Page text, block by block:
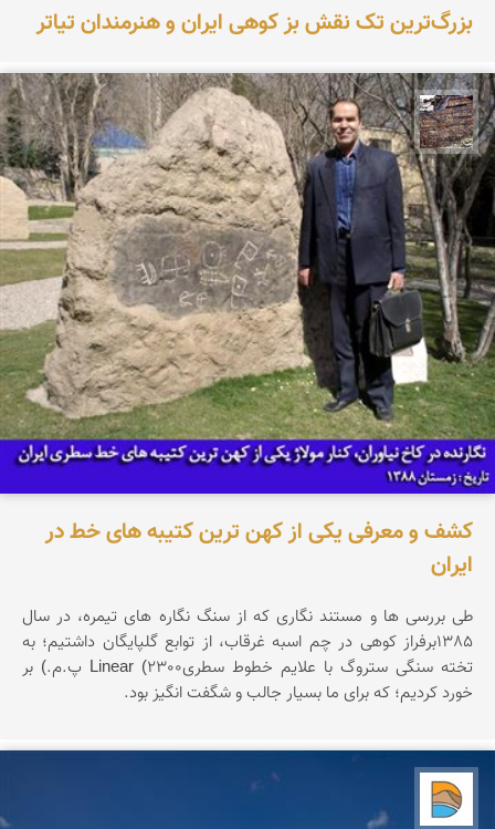
بزرگ‌ترین تک نقش بز کوهی ایران و هنرمندان تیاتر
محمد ناصری فرد
کشف و معرفی یکی از کهن ترین کتیبه های خط در
ایران
طی بررسی ها و مستند نگاری که از سنگ نگاره های تیمره، در سال
1385برفراز کوهی در چم اسبه غرقاب، از توابع گلپایگان داشتیم؛ به
تخته سنگی ستروگ با علایم خطوط سطریLinear (2300 پ.م.) بر
خورد کردیم؛ که برای ما بسیار جالب و شگفت انگیز بود.